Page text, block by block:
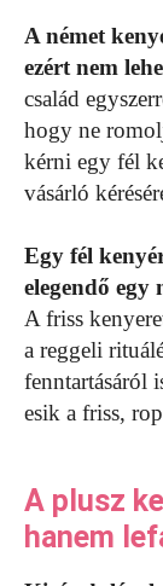
A német
ezért nem
család
hogy ne
kérni egy fél
vásárló
Egy fél
elegendő egy
A friss
a reggeli
fenntartásáról
esik a friss,
A plusz
hanem